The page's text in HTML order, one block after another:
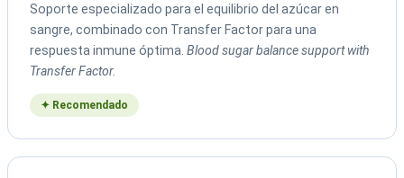
Soporte especializado para el equilibrio del azúcar en
sangre, combinado con Transfer Factor para una
respuesta inmune óptima. Blood sugar balance support with
Transfer Factor.
✦ Recomendado